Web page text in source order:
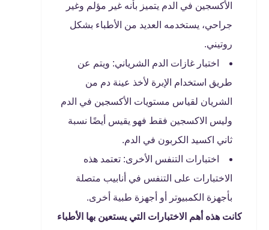
الأكسجين في الدم يتميز بأنه غير مؤلم وغير
جراحي، يستخدمه العديد من الأطباء بشكل
روتيني.
اختبار غازات الدم الشرياني: ويتم عن
طريق استخدام الإبرة لأخذ عينة دم من
الشريان لقياس مستويات الأكسجين في الدم
وليس الاكسجين فقط فهو يقيس أيضًا نسبة
ثاني اكسيد الكربون في الدم.
اختبارات التنفس الأخرى: تعتمد هذه
الاختبارات على التنفس في أنابيب متصلة
بأجهزة الكمبيوتر أو أجهزة طبية أخرى.
كانت هذه أهم الاختبارات التي يستعين بها الأطباء